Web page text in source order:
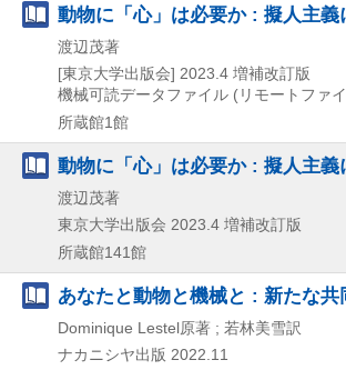
動物に「心」は必要か : 擬人主義
渡辺茂著
[東京大学出版会] 2023.4 増補改訂版
機械可読データファイル (リモートファ
所蔵館1館
動物に「心」は必要か : 擬人主義
渡辺茂著
東京大学出版会 2023.4 増補改訂版
所蔵館141館
あなたと動物と機械と : 新たな共
Dominique Lestel原著 ; 若林美雪訳
ナカニシヤ出版 2022.11